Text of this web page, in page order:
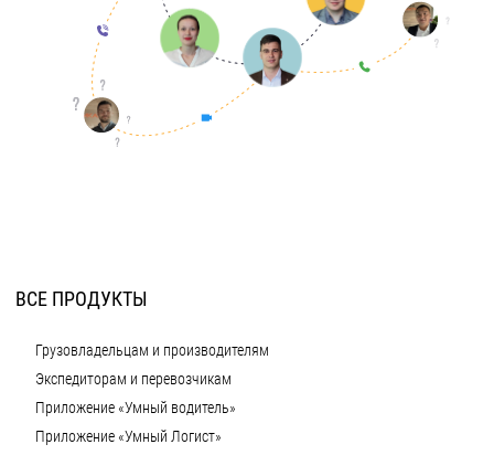
ВСЕ ПРОДУКТЫ
Грузовладельцам и производителям
Экспедиторам и перевозчикам
Приложение «Умный водитель»
Приложение «Умный Логист»